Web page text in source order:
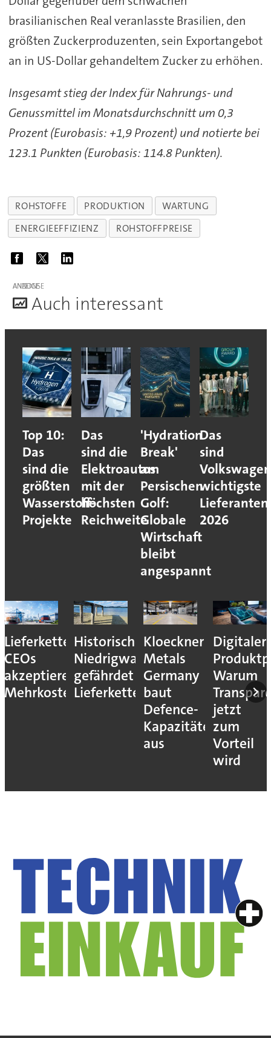
brasilianischen Real veranlasste Brasilien, den
größten Zuckerproduzenten, sein Exportangebot
an in US-Dollar gehandeltem Zucker zu erhöhen.
Insgesamt stieg der Index für Nahrungs- und
Genussmittel im Monatsdurchschnitt um 0,3
Prozent (Eurobasis: +1,9 Prozent) und notierte bei
123.1 Punkten (Eurobasis: 114.8 Punkten).
ROHSTOFFE PRODUKTION
WARTUNG
ENERGIEEFFIZIENZ
ROHSTOFFPREISE
ANZEIGE
Auch interessant
Top 10:
Das
sind die
größten
Wasserstoff-
Projekte
Das
sind die
Elektroautos
mit der
höchsten
Reichweite
'Hydration
Break'
am
Persischen
Golf:
Globale
Wirtschaft
bleibt
angespannt
Das
sind
wichtigste
Lieferanten
2026
Lieferkettenresilienz:
CEOs
akzeptieren
Mehrkosten
Historisches
Niedrigwasser
gefährdet
Lieferketten
Kloeckner
Metals
Germany
baut
Defence-
Kapazitäten
aus
Digitaler
Warum
jetzt
zum
Vorteil
wird